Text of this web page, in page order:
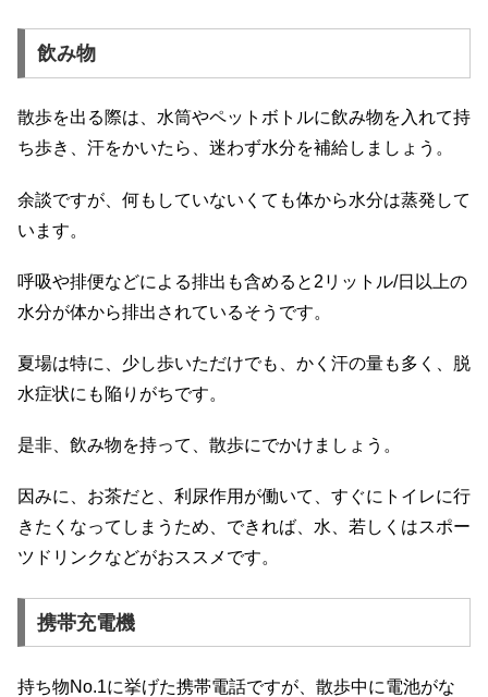
飲み物
散歩を出る際は、水筒やペットボトルに飲み物を入れて持
ち歩き、汗をかいたら、迷わず水分を補給しましょう。
余談ですが、何もしていないくても体から水分は蒸発して
います。
呼吸や排便などによる排出も含めると2リットル/日以上の
水分が体から排出されているそうです。
夏場は特に、少し歩いただけでも、かく汗の量も多く、脱
水症状にも陥りがちです。
是非、飲み物を持って、散歩にでかけましょう。
因みに、お茶だと、利尿作用が働いて、すぐにトイレに行
きたくなってしまうため、できれば、水、若しくはスポー
ツドリンクなどがおススメです。
携帯充電機
持ち物No.1に挙げた携帯電話ですが、散歩中に電池がな